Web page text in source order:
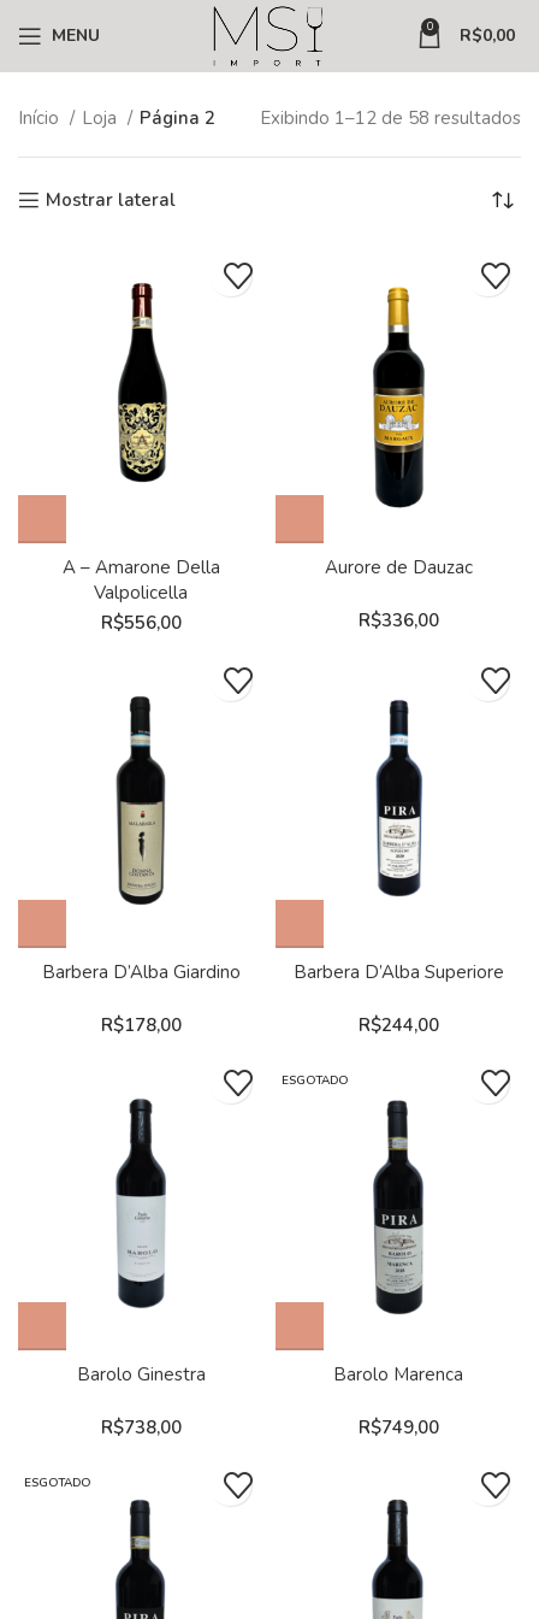
MENU 0 R$0,00
Início Loja Página 2 Exibindo 1–12 de 58 resultados
Mostrar lateral
A – Amarone Della
Valpolicella
R$556,00
Aurore de Dauzac
R$336,00
Barbera D’Alba Giardino
R$178,00
Barbera D’Alba Superiore
R$244,00
Barolo Ginestra
R$738,00
ESGOTADO
Barolo Marenca
R$749,00
ESGOTADO